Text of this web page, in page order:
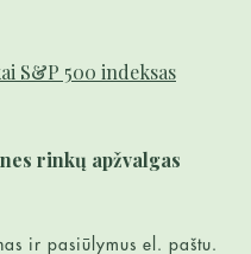
S&P 500 indeksas
rinkų apžvalgas
ir pasiūlymus el. paštu.